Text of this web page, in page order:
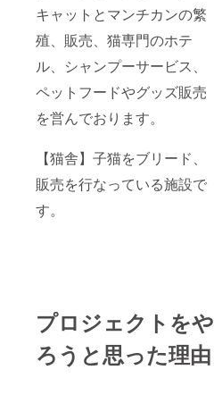
キャットとマンチカンの繁
殖、販売、猫専門のホテ
ル、シャンプーサービス、
ペットフードやグッズ販売
を営んでおります。
【猫舎】子猫をブリード、
販売を行なっている施設で
す。
プロジェクトをや
ろうと思った理由